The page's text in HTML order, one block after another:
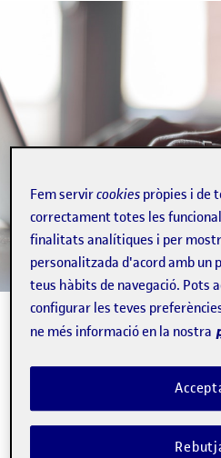
Foto: Thomas Lefebvre / Unsplash
Redacció
Fem servircookies pròpies i de
correctament totes les
finalitats analítiques i per
personalitzada d'acord amb
teus hàbits de navegació. Pots
configurar les teves
ne més informació en la nostra